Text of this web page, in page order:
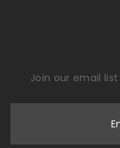
Join our email